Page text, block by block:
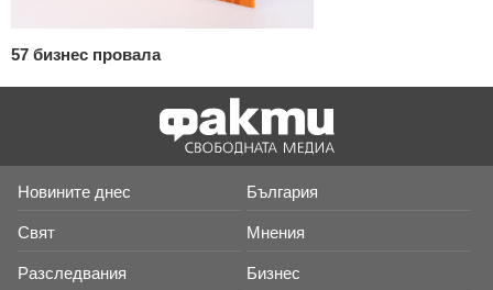
57 бизнес провала
Новините днес България
Свят Мнения
Разследвания Бизнес